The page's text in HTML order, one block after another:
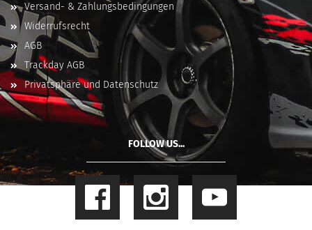
Versand- & Zahlungsbedingungen
Widerrufsrecht
AGB
Trackday AGB
Privatsphäre und Datenschutz
FOLLOW US...